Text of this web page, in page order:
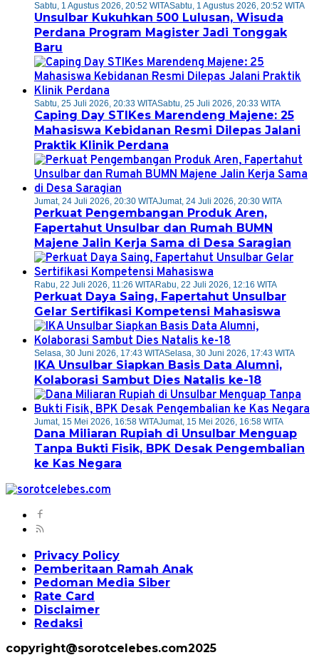
Sabtu, 1 Agustus 2026, 20:52 WITASabtu, 1 Agustus 2026, 20:52 WITA
Unsulbar Kukuhkan 500 Lulusan, Wisuda
Perdana Program Magister Jadi Tonggak
Baru
Sabtu, 25 Juli 2026, 20:33 WITASabtu, 25 Juli 2026, 20:33 WITA
Caping Day STIKes Marendeng Majene: 25
Mahasiswa Kebidanan Resmi Dilepas Jalani
Praktik Klinik Perdana
Jumat, 24 Juli 2026, 20:30 WITAJumat, 24 Juli 2026, 20:30 WITA
Perkuat Pengembangan Produk Aren,
Fapertahut Unsulbar dan Rumah BUMN
Majene Jalin Kerja Sama di Desa Saragian
Rabu, 22 Juli 2026, 11:26 WITARabu, 22 Juli 2026, 12:16 WITA
Perkuat Daya Saing, Fapertahut Unsulbar
Gelar Sertifikasi Kompetensi Mahasiswa
Selasa, 30 Juni 2026, 17:43 WITASelasa, 30 Juni 2026, 17:43 WITA
IKA Unsulbar Siapkan Basis Data Alumni,
Kolaborasi Sambut Dies Natalis ke-18
Jumat, 15 Mei 2026, 16:58 WITAJumat, 15 Mei 2026, 16:58 WITA
Dana Miliaran Rupiah di Unsulbar Menguap
Tanpa Bukti Fisik, BPK Desak Pengembalian
ke Kas Negara
Privacy Policy
Pemberitaan Ramah Anak
Pedoman Media Siber
Rate Card
Disclaimer
Redaksi
copyright@sorotcelebes.com2025